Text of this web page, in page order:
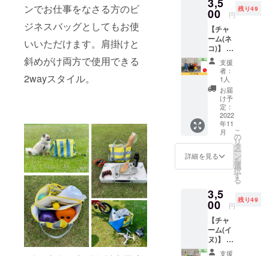
ンでお仕事をなさる方のビ
ジネスバッグとしてもお使
いいただけます。肩掛けと
斜めがけ両方で使用できる
2wayスタイル。
ラップ
の長さ:
約10㎝
※多少の
差異あ
り ※送
料込み
のお値
段で
す。
00 円
残り49
【チャ
ーム(ネ
コ)】 素
材:無地
C100％
ストラ
イプ
C55％
PE45％
中綿
PE100
％ ●サ
イズ 高
さ:7㎝
幅:125
㎝ スト
の長さ:
約10㎝
※多少の
差異あ
り ※送
料込み
のお値
支援
者：
1人
お届
け予
定：
2022
年11
月
詳細を見る
こ
の
リ
タ
ー
ン
を
選
択
す
る
3,5
00 円
残り49
【チャ
ーム(イ
ヌ)】 素
材:無地
支援